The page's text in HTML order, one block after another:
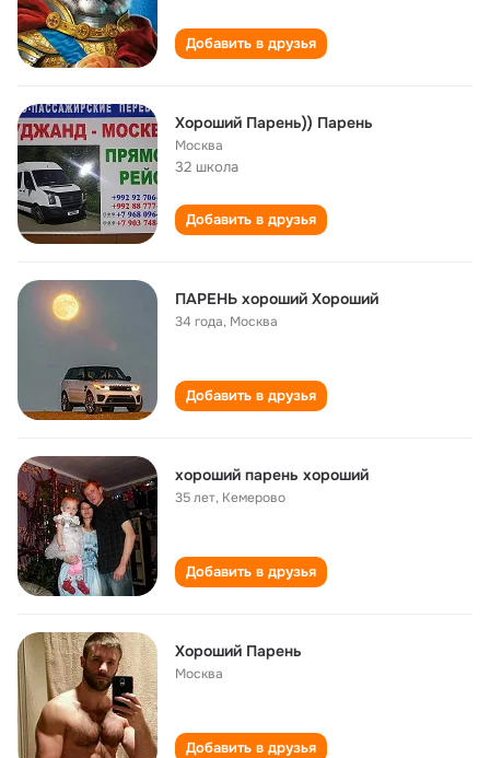
Добавить в друзья
Хороший Парень)) Парень
Москва
32 школа
Добавить в друзья
ПАРЕНЬ хороший Хороший
34 года, Москва
Добавить в друзья
хороший парень хороший
35 лет, Кемерово
Добавить в друзья
Хороший Парень
Москва
Добавить в друзья